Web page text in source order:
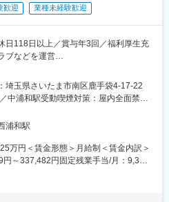
出勤し、その分平日のどこかで代休を
与など、頑張りが反映される環境で
おり、給与制度が整っています。
リア」について：
歓迎 業種未経験歓迎
日118日以上／賞与年3回／福利厚生充
ブなどを運営
や学童クラブなど50施設を運営する当
いただきます。
スン講師
講師
埼玉県さいたま市南区鹿手袋4-17-22
中浦和駅受動喫煙対策：屋内全面禁煙
事業所
浦和駅
万円＜賃金形態＞月給制＜賃金内訳＞
～337,482円固定残業手当/月：9,371